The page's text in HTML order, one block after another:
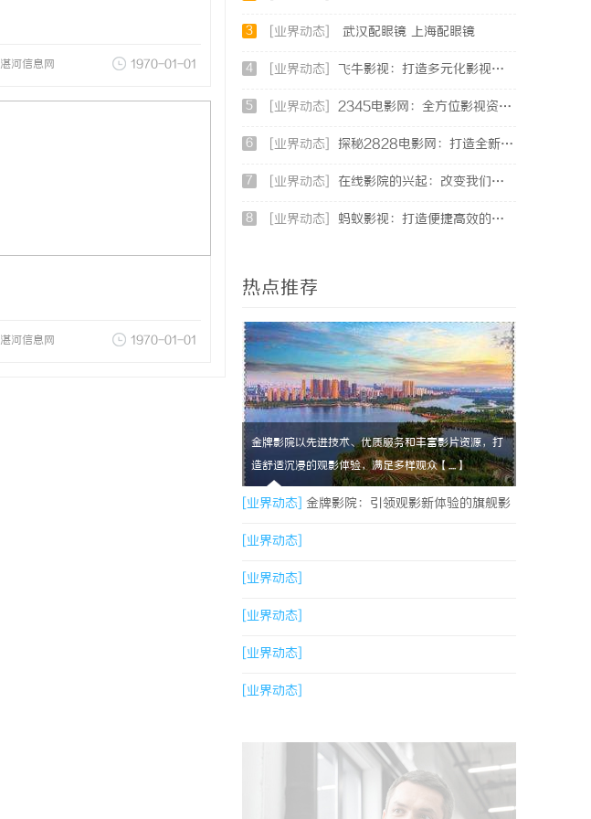
湛河信息网 1970-01-01
湛河信息网 1970-01-01
3 [业界动态] 武汉配眼镜 上海配眼镜
4 [业界动态] 飞牛影视：打造多元化影视体验的全新视界
5 [业界动态] 2345电影网：全方位影视资源平台的魅力解析
6 [业界动态] 探秘2828电影网：打造全新观影体验的影视娱乐平台
7 [业界动态] 在线影院的兴起：改变我们观影方式的数字革命
8 [业界动态] 蚂蚁影视：打造便捷高效的在线视频观影新体验
热点推荐
金牌影院以先进技术、优质服务和丰富影片资源，打
造舒适沉浸的观影体验，满足多样观众【....】
[业界动态] 金牌影院：引领观影新体验的旗舰影
院品牌
[业界动态]
[业界动态]
[业界动态]
[业界动态]
[业界动态]